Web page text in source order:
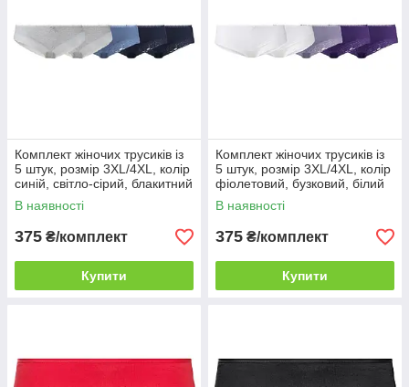
Комплект жіночих трусиків із
5 штук, розмір 3XL/4XL, колір
синій, світло-сірий, блакитний
В наявності
375 ₴/комплект
Купити
Комплект жіночих трусиків із
5 штук, розмір 3XL/4XL, колір
фіолетовий, бузковий, білий
В наявності
375 ₴/комплект
Купити